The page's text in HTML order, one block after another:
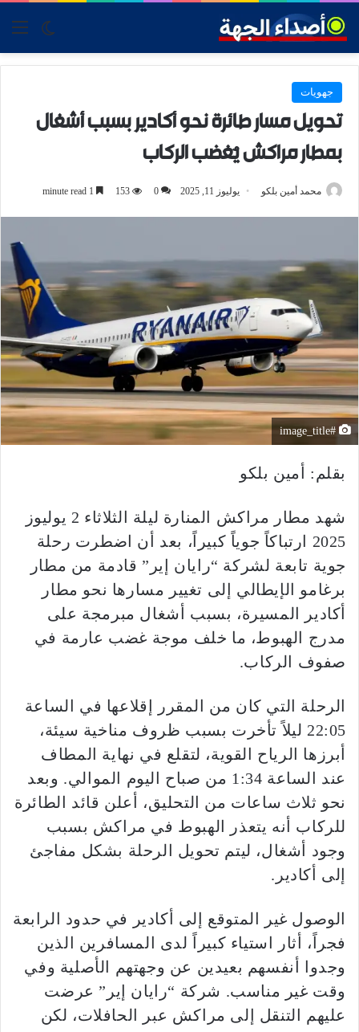
skin
جهويات
تحويل مسار طائرة نحو أكادير بسبب أشغال
بمطار مراكش يُغضب الركاب
محمد أمين بلكو يوليوز 11, 2025 0
153
#image_title
بقلم: أمين بلكو
شهد مطار مراكش المنارة ليلة الثلاثاء 2 يوليوز
2025 ارتباكاً جوياً كبيراً، بعد أن اضطرت رحلة
جوية تابعة لشركة “رايان إير” قادمة من مطار
برغامو الإيطالي إلى تغيير مسارها نحو مطار
أكادير المسيرة، بسبب أشغال مبرمجة على
مدرج الهبوط، ما خلف موجة غضب عارمة في
صفوف الركاب.
الرحلة التي كان من المقرر إقلاعها في الساعة
22:05 ليلاً تأخرت بسبب ظروف مناخية سيئة،
أبرزها الرياح القوية، لتقلع في نهاية المطاف
عند الساعة 1:34 من صباح اليوم الموالي. وبعد
نحو ثلاث ساعات من التحليق، أعلن قائد الطائرة
للركاب أنه يتعذر الهبوط في مراكش بسبب
وجود أشغال، ليتم تحويل الرحلة بشكل مفاجئ
إلى أكادير.
الوصول غير المتوقع إلى أكادير في حدود الرابعة
فجراً، أثار استياء كبيراً لدى المسافرين الذين
وجدوا أنفسهم بعيدين عن وجهتهم الأصلية وفي
وقت غير مناسب. شركة “رايان إير” عرضت
عليهم التنقل إلى مراكش عبر الحافلات، لكن